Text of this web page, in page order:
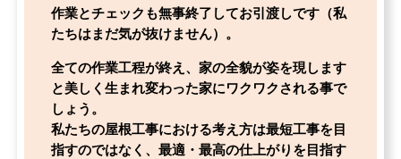
作業とチェックも無事終了してお引渡しです（私
たちはまだ気が抜けません）。
全ての作業工程が終え、家の全貌が姿を現します
と美しく生まれ変わった家にワクワクされる事で
しょう。
私たちの屋根工事における考え方は最短工事を目
指すのではなく、最適・最高の仕上がりを目指す